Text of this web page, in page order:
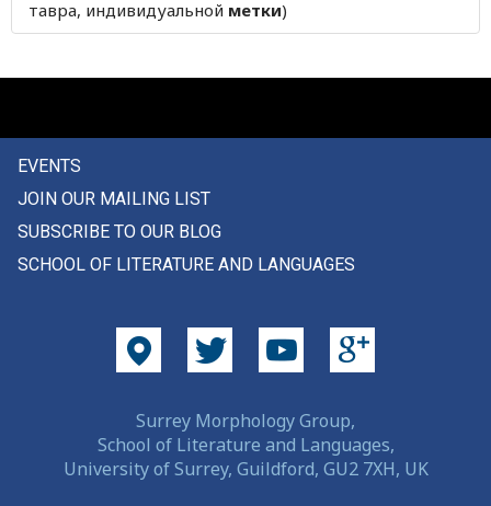
мимолетно
минута
мир
млечный
тавра, индивидуальной метки)
EVENTS
JOIN OUR MAILING LIST
SUBSCRIBE TO OUR BLOG
SCHOOL OF LITERATURE AND LANGUAGES
Surrey Morphology Group,
School of Literature and Languages,
University of Surrey, Guildford, GU2 7XH, UK